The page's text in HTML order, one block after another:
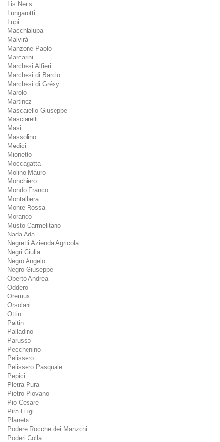
Lis Neris
Lungarotti
Lupi
Macchialupa
Malvirà
Manzone Paolo
Marcarini
Marchesi Alfieri
Marchesi di Barolo
Marchesi di Grésy
Marolo
Martinez
Mascarello Giuseppe
Masciarelli
Masi
Massolino
Medici
Mionetto
Moccagatta
Molino Mauro
Monchiero
Mondo Franco
Montalbera
Monte Rossa
Morando
Musto Carmelitano
Nada Ada
Negretti Azienda Agricola
Negri Giulia
Negro Angelo
Negro Giuseppe
Oberto Andrea
Oddero
Oremus
Orsolani
Ottin
Paitin
Palladino
Parusso
Pecchenino
Pelissero
Pelissero Pasquale
Pepici
Pietra Pura
Pietro Piovano
Pio Cesare
Pira Luigi
Planeta
Podere Rocche dei Manzoni
Poderi Colla